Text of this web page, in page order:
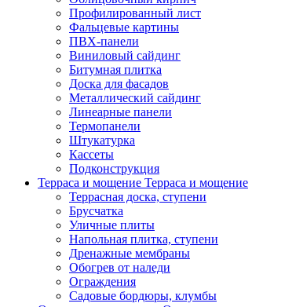
Профилированный лист
Фальцевые картины
ПВХ-панели
Виниловый сайдинг
Битумная плитка
Доска для фасадов
Металлический сайдинг
Линеарные панели
Термопанели
Штукатурка
Кассеты
Подконструкция
Терраса и мощение Терраса и мощение
Террасная доска, ступени
Брусчатка
Уличные плиты
Напольная плитка, ступени
Дренажные мембраны
Обогрев от наледи
Ограждения
Садовые бордюры, клумбы